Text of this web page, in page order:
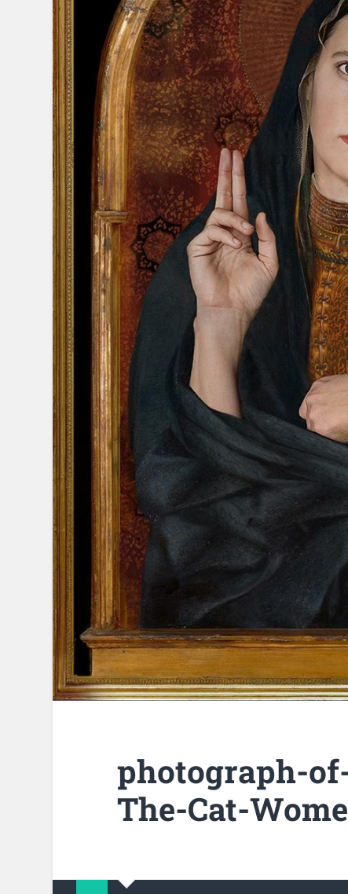
photograph-
The-Cat-